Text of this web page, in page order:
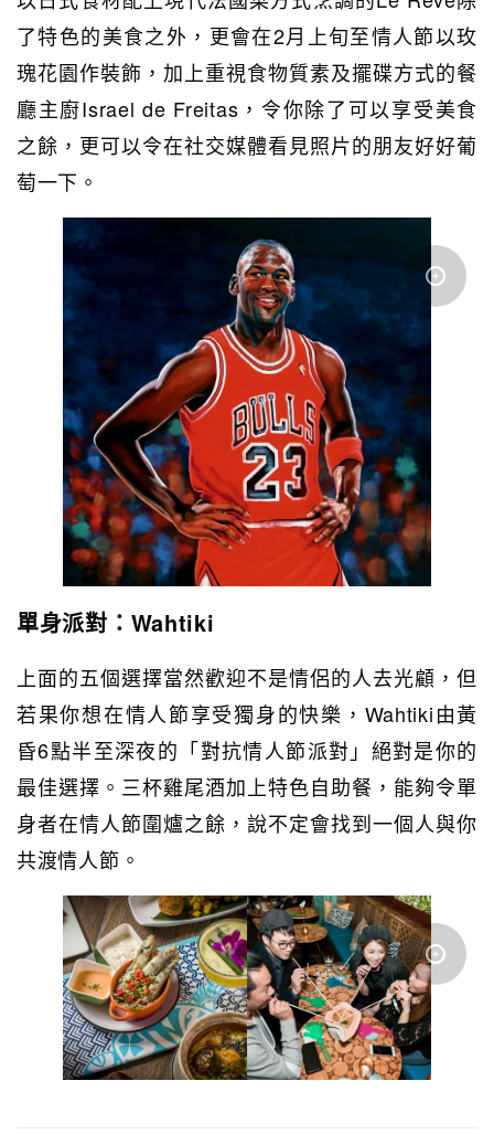
了特色的美食之外，更會在2月上旬至情人節以玫
瑰花園作裝飾，加上重視食物質素及擺碟方式的餐
廳主廚Israel de Freitas，令你除了可以享受美食
之餘，更可以令在社交媒體看見照片的朋友好好葡
萄一下。
單身派對：Wahtiki
上面的五個選擇當然歡迎不是情侶的人去光顧，但
若果你想在情人節享受獨身的快樂，Wahtiki由黃
昏6點半至深夜的「對抗情人節派對」絕對是你的
最佳選擇。三杯雞尾酒加上特色自助餐，能夠令單
身者在情人節圍爐之餘，說不定會找到一個人與你
共渡情人節。